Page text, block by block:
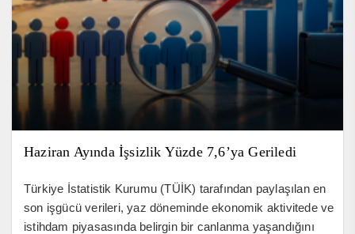
Haziran Ayında İşsizlik Yüzde 7,6’ya Geriledi
Türkiye İstatistik Kurumu (TÜİK) tarafından paylaşılan en
son işgücü verileri, yaz döneminde ekonomik aktivitede ve
istihdam piyasasında belirgin bir canlanma yaşandığını